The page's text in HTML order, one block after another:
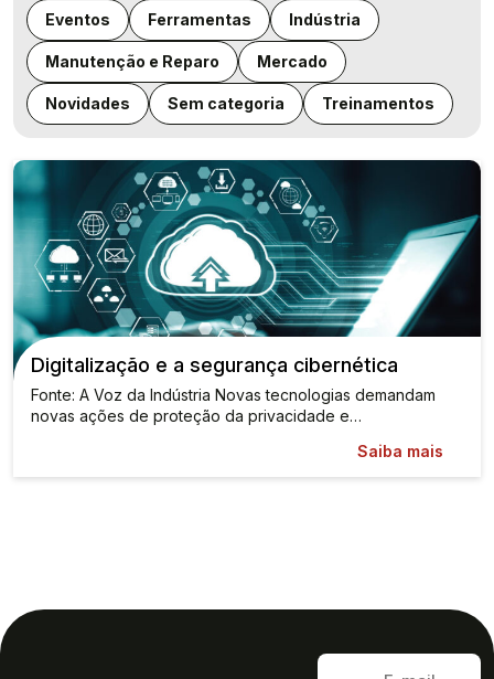
Eventos Ferramentas Indústria
Manutenção e Reparo Mercado
Novidades Sem categoria Treinamentos
Digitalização e a segurança cibernética
Fonte: A Voz da Indústria Novas tecnologias demandam
novas ações de proteção da privacidade e…
Saiba mais